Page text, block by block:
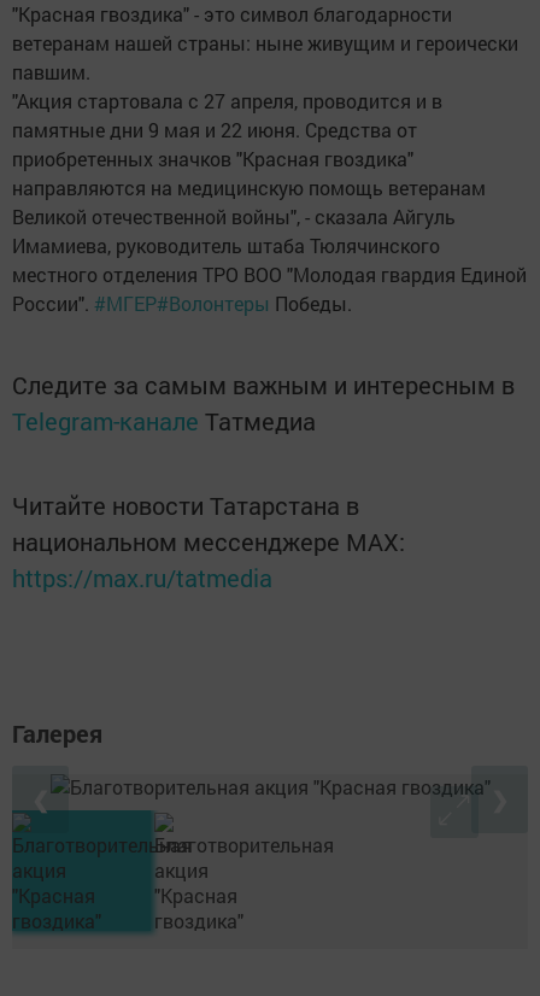
"Красная гвоздика" - это символ благодарности
ветеранам нашей страны: ныне живущим и героически
павшим.
"Акция стартовала с 27 апреля, проводится и в
памятные дни 9 мая и 22 июня. Средства от
приобретенных значков "Красная гвоздика"
направляются на медицинскую помощь ветеранам
Великой отечественной войны", - сказала Айгуль
Имамиева, руководитель штаба Тюлячинского
местного отделения ТРО ВОО "Молодая гвардия Единой
России". #МГЕР#Волонтеры Победы.
Следите за самым важным и интересным в
Telegram-канале Татмедиа
Читайте новости Татарстана в
национальном мессенджере MАХ:
https://max.ru/tatmedia
Галерея